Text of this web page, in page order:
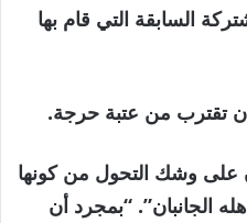
السابقة التي قام بها
تقترب من عتبة حرجة.
على وشك التحول من كونها
الجانبان”. “بمجرد أن